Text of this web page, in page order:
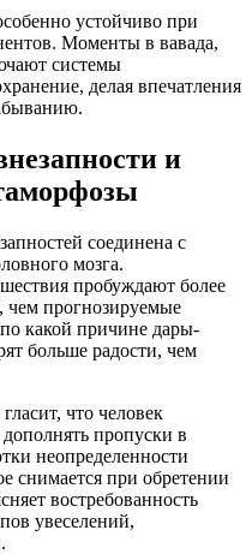
устойчиво при
Моменты в вавада,
системы
делая впечатления
и
соединена с
мозга.
пробуждают более
чем прогнозируемые
какой причине дары-
больше радости, чем
что человек
пропуски в
неопределенности
снимается при обретении
востребованность
увеселений,